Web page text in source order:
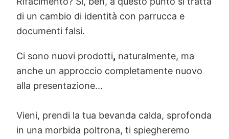
di un cambio di identità con parrucca e
documenti falsi.
Ci sono nuovi prodotti, naturalmente, ma
anche un approccio completamente nuovo
alla presentazione...
Vieni, prendi la tua bevanda calda, sprofonda
in una morbida poltrona, ti spiegheremo